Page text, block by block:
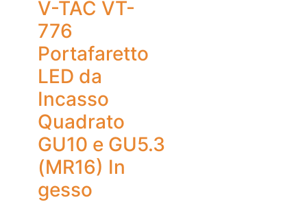
V-TAC VT-
776
Portafaretto
LED da
Incasso
Quadrato
GU10 e GU5.3
(MR16) In
gesso